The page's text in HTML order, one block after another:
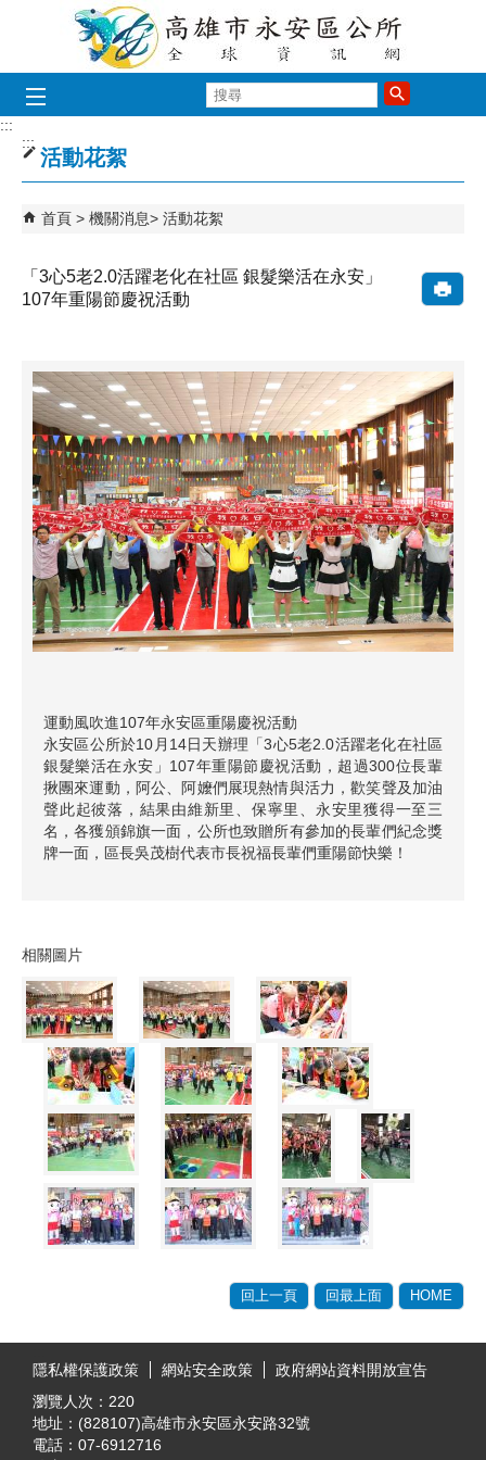
跳到主要內容區塊
尋
:::
:::
活動花絮
首頁 機關消息 活動花絮
「3心5老2.0活躍老化在社區 銀髮樂活在永安」
107年重陽節慶祝活動
運動風吹進107年永安區重陽慶祝活動
永安區公所於10月14日天辦理「3心5老2.0活躍老化在社區
銀髮樂活在永安」107年重陽節慶祝活動，超過300位長輩
揪團來運動，阿公、阿嬤們展現熱情與活力，歡笑聲及加油
聲此起彼落，結果由維新里、保寧里、永安里獲得一至三
名，各獲頒錦旗一面，公所也致贈所有參加的長輩們紀念獎
牌一面，區長吳茂樹代表市長祝福長輩們重陽節快樂！
相關圖片
回上一頁 回最上面 HOME
隱私權保護政策
網站安全政策
政府網站資料開放宣告
瀏覽人次： 220
地址：(828107)高雄市永安區永安路32號
電話：07-6912716